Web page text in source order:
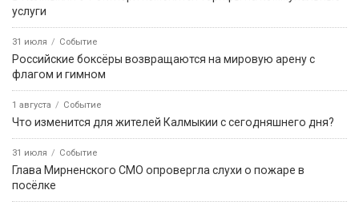
Картина дня
ПРИЁМНАЯ ПРЕЗИДЕНТА РОССИЙСКОЙ
ФЕДЕРАЦИИ В РЕСПУБЛИКЕ КАЛМЫКИЯ